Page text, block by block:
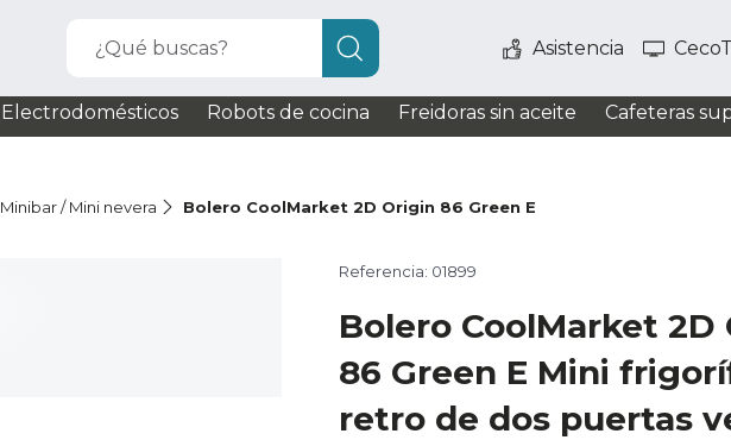
¿Qué buscas? Asistencia
Electrodomésticos Robots de cocina Freidoras sin aceite Cafeteras
Minibar / Mini nevera Bolero CoolMarket 2D Origin 86 Green E
Referencia: 01899
Bolero CoolMarket 2D
86 Green E Mini
retro de dos puertas